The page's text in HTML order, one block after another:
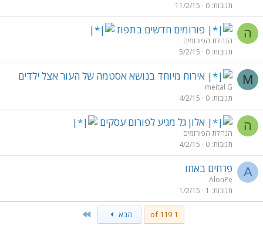
תגובות 0
11/2/15
ה פורומים חדשים בתפוז
הנהלת הפורומים
תגובות 0
5/2/15
M אירוח מיוחד בנושא אסטמה של העור אצל ילדים
meital G
תגובות 0
4/2/15
ה אלון גל מגיע לפורום עסקים
הנהלת הפורומים
תגובות 0
4/2/15
A פרחים באחו
AlonPe
תגובות 1
1/2/15
1 of 119 הבא